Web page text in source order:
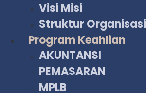
Visi Misi
Struktur Organisasi
Program Keahlian
AKUNTANSI
PEMASARAN
MPLB